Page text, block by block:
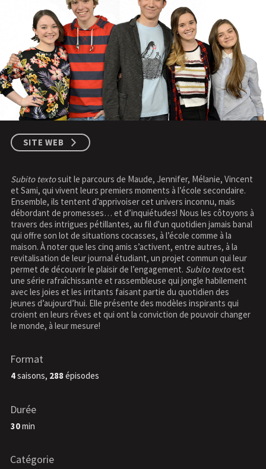
SITE WEB
Subito textosuit le parcours de Maude, Jennifer, Mélanie, Vincent
et Sami, qui vivent leurs premiers moments à l’école secondaire.
Ensemble, ils tentent d’apprivoiser cet univers inconnu, mais
débordant de promesses… et d’inquiétudes! Nous les côtoyons à
travers des intrigues pétillantes, au fil d'un quotidien jamais banal
qui offre son lot de situations cocasses, à l’école comme à la
maison. À noter que les cinq amis s’activent, entre autres, à la
revitalisation de leur journal étudiant, un projet commun qui leur
permet de découvrir le plaisir de l’engagement. Subito textoest
une série rafraîchissante et rassembleuse qui jongle habilement
avec les joies et les irritants faisant partie du quotidien des
jeunes d’aujourd’hui. Elle présente des modèles inspirants qui
croient en leurs rêves et qui ont la conviction de pouvoir changer
le monde, à leur mesure!
Format
4saisons, 288épisodes
Durée
30min
Catégorie